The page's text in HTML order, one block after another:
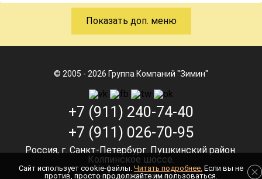
Показать доп. меню
© 2005 - 2026 Группа Компаний "Зимин"
+7 (911) 240-74-40
+7 (911) 026-70-95
Россия, г. Санкт-Петербург. Пушкинский район.
Колпинское шоссе.
Cайт использует cookie-файлы. Читать подробнее. Если вы не
против, просто продолжайте им пользоваться.